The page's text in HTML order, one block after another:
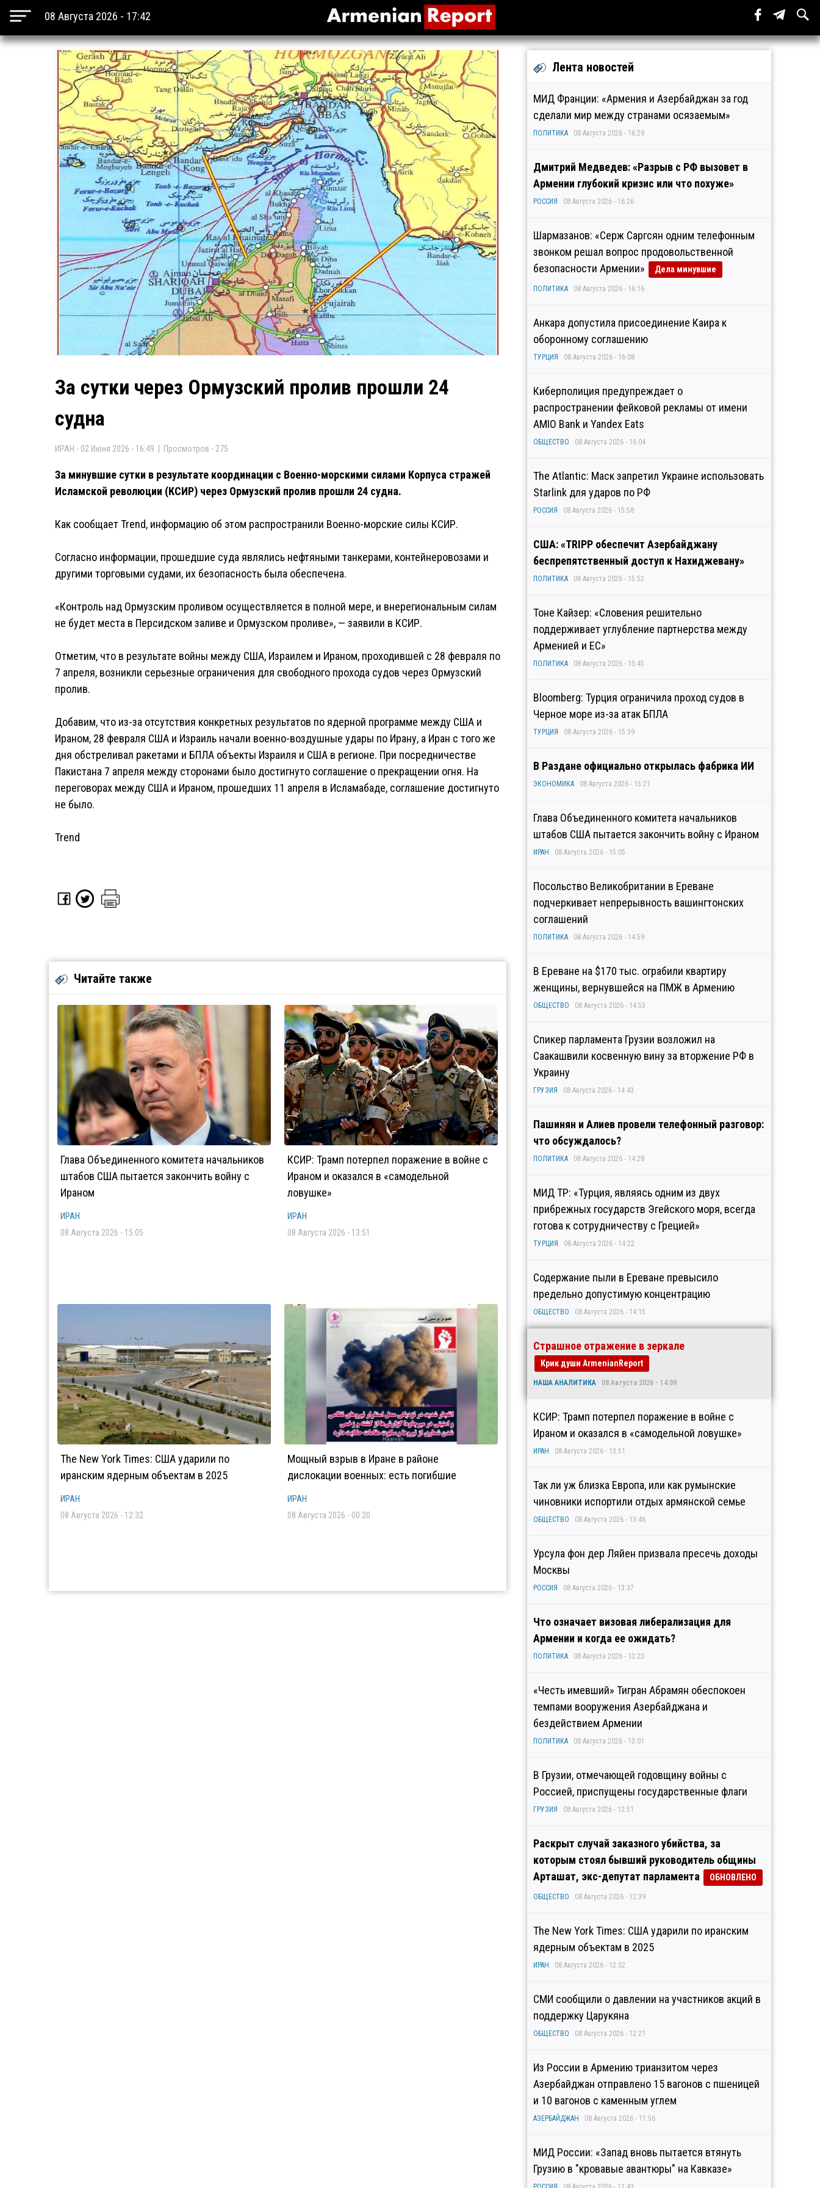
08 Августа 2026 - 17:42
За сутки через Ормузский пролив прошли 24
судна
ИРАН - 02 Июня 2026 - 16:49 | Просмотров - 275
За минувшие сутки в результате координации с Военно-морскими силами Корпуса стражей
Исламской революции (КСИР) через Ормузский пролив прошли 24 судна.
Как сообщает Trend, информацию об этом распространили Военно-морские силы КСИР.
Согласно информации, прошедшие суда являлись нефтяными танкерами, контейнеровозами и
другими торговыми судами, их безопасность была обеспечена.
«Контроль над Ормузским проливом осуществляется в полной мере, и внерегиональным силам
не будет места в Персидском заливе и Ормузском проливе», — заявили в КСИР.
Отметим, что в результате войны между США, Израилем и Ираном, проходившей с 28 февраля по
7 апреля, возникли серьезные ограничения для свободного прохода судов через Ормузский
пролив.
Добавим, что из-за отсутствия конкретных результатов по ядерной программе между США и
Ираном, 28 февраля США и Израиль начали военно-воздушные удары по Ирану, а Иран с того же
дня обстреливал ракетами и БПЛА объекты Израиля и США в регионе. При посредничестве
Пакистана 7 апреля между сторонами было достигнуто соглашение о прекращении огня. На
переговорах между США и Ираном, прошедших 11 апреля в Исламабаде, соглашение достигнуто
не было.
Trend
Читайте также
Глава Объединенного комитета начальников
штабов США пытается закончить войну с
Ираном
ИРАН
08 Августа 2026 - 15:05
КСИР: Трамп потерпел поражение в войне с
Ираном и оказался в «самодельной
ловушке»
ИРАН
08 Августа 2026 - 13:51
The New York Times: США ударили по
иранским ядерным объектам в 2025
ИРАН
08 Августа 2026 - 12:32
Мощный взрыв в Иране в районе
дислокации военных: есть погибшие
ИРАН
08 Августа 2026 - 00:20
Лента новостей
МИД Франции: «Армения и Азербайджан за год
сделали мир между странами осязаемым»
ПОЛИТИКА 08 Августа 2026 - 16:29
Дмитрий Медведев: «Разрыв с РФ вызовет в
Армении глубокий кризис или что похуже»
РОССИЯ 08 Августа 2026 - 16:26
Шармазанов: «Серж Саргсян одним телефонным
звонком решал вопрос продовольственной
безопасности Армении»
Дела минувшие
ПОЛИТИКА 08 Августа 2026 - 16:16
Анкара допустила присоединение Каира к
оборонному соглашению
ТУРЦИЯ 08 Августа 2026 - 16:08
Киберполиция предупреждает о
распространении фейковой рекламы от имени
AMIO Bank и Yandex Eats
ОБЩЕСТВО 08 Августа 2026 - 16:04
The Atlantic: Маск запретил Украине использовать
Starlink для ударов по РФ
РОССИЯ 08 Августа 2026 - 15:58
США: «TRIPP обеспечит Азербайджану
беспрепятственный доступ к Нахиджевану»
ПОЛИТИКА 08 Августа 2026 - 15:52
Тоне Кайзер: «Словения решительно
поддерживает углубление партнерства между
Арменией и ЕС»
ПОЛИТИКА 08 Августа 2026 - 15:45
Bloomberg: Турция ограничила проход судов в
Черное море из-за атак БПЛА
ТУРЦИЯ 08 Августа 2026 - 15:39
В Раздане официально открылась фабрика ИИ
ЭКОНОМИКА 08 Августа 2026 - 15:21
Глава Объединенного комитета начальников
штабов США пытается закончить войну с Ираном
ИРАН 08 Августа 2026 - 15:05
Посольство Великобритании в Ереване
подчеркивает непрерывность вашингтонских
соглашений
ПОЛИТИКА 08 Августа 2026 - 14:59
В Ереване на $170 тыс. ограбили квартиру
женщины, вернувшейся на ПМЖ в Армению
ОБЩЕСТВО 08 Августа 2026 - 14:53
Спикер парламента Грузии возложил на
Саакашвили косвенную вину за вторжение РФ в
Украину
ГРУЗИЯ 08 Августа 2026 - 14:43
Пашинян и Алиев провели телефонный разговор:
что обсуждалось?
ПОЛИТИКА 08 Августа 2026 - 14:28
МИД ТР: «Турция, являясь одним из двух
прибрежных государств Эгейского моря, всегда
готова к сотрудничеству с Грецией»
ТУРЦИЯ 08 Августа 2026 - 14:22
Содержание пыли в Ереване превысило
предельно допустимую концентрацию
ОБЩЕСТВО 08 Августа 2026 - 14:15
Страшное отражение в зеркале
Крик души ArmenianReport
НАША АНАЛИТИКА 08 Августа 2026 - 14:09
КСИР: Трамп потерпел поражение в войне с
Ираном и оказался в «самодельной ловушке»
ИРАН 08 Августа 2026 - 13:51
Так ли уж близка Европа, или как румынские
чиновники испортили отдых армянской семье
ОБЩЕСТВО 08 Августа 2026 - 13:46
Урсула фон дер Ляйен призвала пресечь доходы
Москвы
РОССИЯ 08 Августа 2026 - 13:37
Что означает визовая либерализация для
Армении и когда ее ожидать?
ПОЛИТИКА 08 Августа 2026 - 13:23
«Честь имевший» Тигран Абрамян обеспокоен
темпами вооружения Азербайджана и
бездействием Армении
ПОЛИТИКА 08 Августа 2026 - 13:01
В Грузии, отмечающей годовщину войны с
Россией, приспущены государственные флаги
ГРУЗИЯ 08 Августа 2026 - 12:51
Раскрыт случай заказного убийства, за
которым стоял бывший руководитель общины
Арташат, экс-депутат парламента
ОБНОВЛЕНО
ОБЩЕСТВО 08 Августа 2026 - 12:39
The New York Times: США ударили по иранским
ядерным объектам в 2025
ИРАН 08 Августа 2026 - 12:32
СМИ сообщили о давлении на участников акций в
поддержку Царукяна
ОБЩЕСТВО 08 Августа 2026 - 12:21
Из России в Армению трианзитом через
Азербайджан отправлено 15 вагонов с пшеницей
и 10 вагонов с каменным углем
АЗЕРБАЙДЖАН 08 Августа 2026 - 11:56
МИД России: «Запад вновь пытается втянуть
Грузию в "кровавые авантюры" на Кавказе»